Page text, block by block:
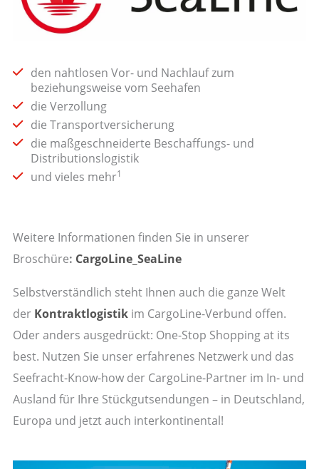
den nahtlosen Vor- und Nachlauf zum
beziehungsweise vom Seehafen
die Verzollung
die Transportversicherung
die maßgeschneiderte Beschaffungs- und
Distributionslogistik
und vieles mehr1
Weitere Informationen finden Sie in unserer
Broschüre: CargoLine_SeaLine
Selbstverständlich steht Ihnen auch die ganze Welt
der Kontraktlogistik im CargoLine-Verbund offen.
Oder anders ausgedrückt: One-Stop Shopping at its
best. Nutzen Sie unser erfahrenes Netzwerk und das
Seefracht-Know-how der CargoLine-Partner im In- und
Ausland für Ihre Stückgutsendungen – in Deutschland,
Europa und jetzt auch interkontinental!